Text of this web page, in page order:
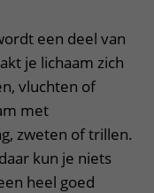
een deel van
je lichaam zich
vluchten of
met
zweten of trillen.
kun je niets
heel goed